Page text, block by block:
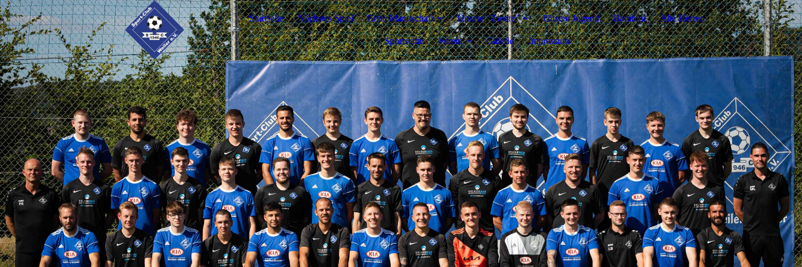
Startseite Nächstes Spiel Erste Mannschaft Unsere "Zwote" Unsere Jugend Bambini Alte Herren
Sportstätte Verein Galerie Impressum